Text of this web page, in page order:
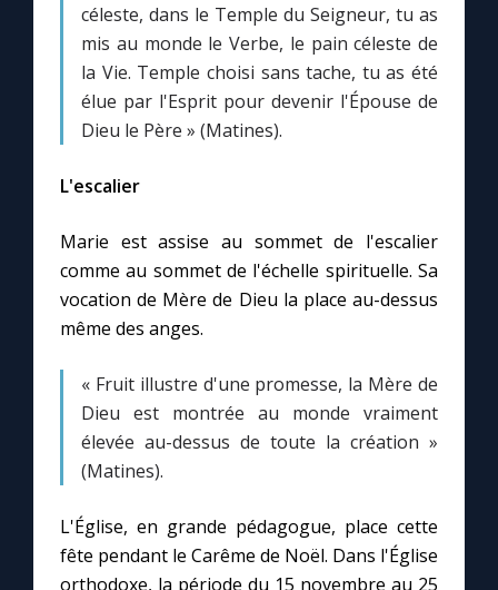
céleste, dans le Temple du Seigneur, tu as
mis au monde le Verbe, le pain céleste de
la Vie. Temple choisi sans tache, tu as été
élue par l'Esprit pour devenir l'Épouse de
Dieu le Père » (Matines).
L'escalier
Marie est assise au sommet de l'escalier
comme au sommet de l'échelle spirituelle. Sa
vocation de Mère de Dieu la place au-dessus
même des anges.
« Fruit illustre d'une promesse, la Mère de
Dieu est montrée au monde vraiment
élevée au-dessus de toute la création »
(Matines).
L'Église, en grande pédagogue, place cette
fête pendant le Carême de Noël. Dans l'Église
orthodoxe, la période du 15 novembre au 25